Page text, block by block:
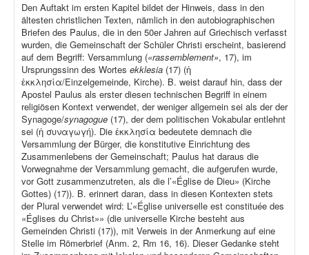
Den Auftakt im ersten Kapitel bildet der Hinweis, dass in den
ältesten christlichen Texten, nämlich in den autobiographischen
Briefen des Paulus, die in den 50er Jahren auf Griechisch verfasst
wurden, die Gemeinschaft der Schüler Christi erscheint, basierend
auf dem Begriff: Versammlung («rassemblement», 17), im
Ursprungssinn des Wortes ekklesia (17) (ἡ
ἐκκλησία/Einzelgemeinde, Kirche). B. weist darauf hin, dass der
Apostel Paulus als erster diesen technischen Begriff in einem
religiösen Kontext verwendet, der weniger allgemein sei als der der
Synagoge/synagogue (17), der dem politischen Vokabular entlehnt
sei (ἡ συναγωγή). Die ἐκκλησία bedeutete demnach die
Versammlung der Bürger, die konstitutive Einrichtung des
Zusammenlebens der Gemeinschaft; Paulus hat daraus die
Vorwegnahme der Versammlung gemacht, die aufgerufen wurde,
vor Gott zusammenzutreten, als die l’«Église de Dieu» (Kirche
Gottes) (17)). B. erinnert daran, dass in diesen Kontexten stets
der Plural verwendet wird: L’«Église universelle est constituée des
«Églises du Christ»» (die universelle Kirche besteht aus
Gemeinden Christi (17)), mit Verweis in der Anmerkung auf eine
Stelle im Römerbrief (Anm. 2, Rm 16, 16). Dieser Gedanke steht